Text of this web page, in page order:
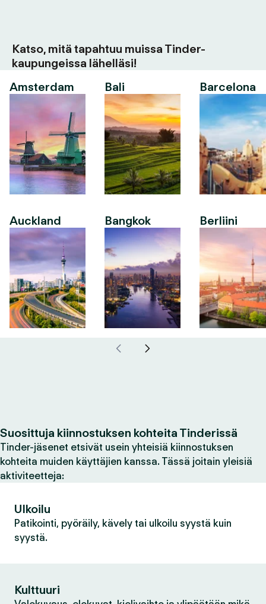
Katso, mitä tapahtuu muissa Tinder-
kaupungeissa lähelläsi!
Amsterdam
Auckland
Bali
Bangkok
Barcelona
Berliini
Suosittuja kiinnostuksen kohteita Tinderissä
Tinder-jäsenet etsivät usein yhteisiä kiinnostuksen
kohteita muiden käyttäjien kanssa. Tässä joitain yleisiä
aktiviteetteja:
Ulkoilu
Patikointi, pyöräily, kävely tai ulkoilu syystä kuin
syystä.
Kulttuuri